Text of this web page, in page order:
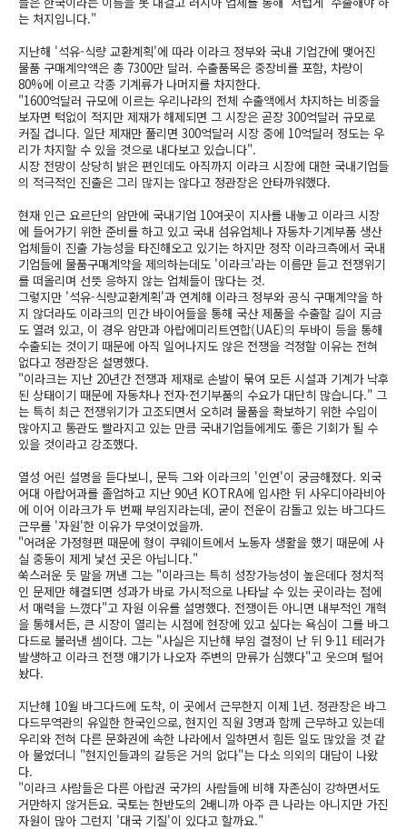
는 처지입니다."
지난해 '석유-식량 교환계획'에 따라 이라크 정부와 국내 기업간에 맺어진
물품 구매계약액은 총 7300만 달러. 수출품목은 중장비를 포함, 차량이
80%에 이르고 각종 기계류가 나머지를 차지한다.
"1600억달러 규모에 이르는 우리나라의 전체 수출액에서 차지하는 비중을
보자면 턱없이 적지만 제재가 해제되면 그 시장은 곧장 300억달러 규모로
커질 겁니다. 일단 제재만 풀리면 300억달러 시장 중에 10억달러 정도는 우
리가 차지할 수 있을 것으로 내다보고 있습니다".
시장 전망이 상당히 밝은 편인데도 아직까지 이라크 시장에 대한 국내기업들
의 적극적인 진출은 그리 많지는 않다고 정관장은 안타까워했다.
현재 인근 요르단의 암만에 국내기업 10여곳이 지사를 내놓고 이라크 시장
에 들어가기 위한 준비를 하고 있고 국내 섬유업체나 자동차·기계부품 생산
업체들이 진출 가능성을 타진해오고 있기는 하지만 정작 이라크측에서 국내
기업들에 물품구매계약을 제의하는데도 '이라크'라는 이름만 듣고 전쟁위기
를 떠올리며 선뜻 응하지 않는 업체들이 많다는 것.
그렇지만 '석유-식량교환계획'과 연계해 이라크 정부와 공식 구매계약을 하
지 않더라도 이라크의 민간 바이어들을 통해 국산 제품을 수출할 길이 지금
도 열려 있고, 이 경우 암만과 아랍에미리트연합(UAE)의 두바이 등을 통해
수출되는 것이기 때문에 아직 일어나지도 않은 전쟁을 걱정할 이유는 전혀
없다고 정관장은 설명했다.
"이라크는 지난 20년간 전쟁과 제재로 손발이 묶여 모든 시설과 기계가 낙후
된 상태이기 때문에 자동차나 전자·전기부품의 수요가 대단히 많습니다." 그
는 특히 최근 전쟁위기가 고조되면서 오히려 물품을 확보하기 위한 수입이
많아지고 통관도 빨라지고 있는 만큼 국내기업들에게도 좋은 기회가 될 수
있을 것이라고 강조했다.
열성 어린 설명을 듣다보니, 문득 그와 이라크의 '인연'이 궁금해졌다. 외국
어대 아랍어과를 졸업하고 지난 90년 KOTRA에 입사한 뒤 사우디아라비아
에 이어 이라크가 두 번째 부임지라는데, 굳이 전운이 감돌고 있는 바그다드
근무를 '자원'한 이유가 무엇이었을까.
"어려운 가정형편 때문에 형이 쿠웨이트에서 노동자 생활을 했기 때문에 사
실 중동이 제게 낯선 곳은 아닙니다."
쑥스러운 듯 말을 꺼낸 그는 "이라크는 특히 성장가능성이 높은데다 정치적
인 문제만 해결되면 성과가 바로 가시적으로 나타날 수 있는 곳이라는 점에
서 매력을 느꼈다"고 자원 이유를 설명했다. 전쟁이든 아니면 내부적인 개혁
을 통해서든, 큰 시장이 열리는 시점에 현장에 있고 싶다는 욕심이 그를 바그
다드로 불러낸 셈이다. 그는 "사실은 지난해 부임 결정이 난 뒤 9·11 테러가
발생하고 이라크 전쟁 얘기가 나오자 주변의 만류가 심했다"고 웃으며 털어
놨다.
지난해 10월 바그다드에 도착, 이 곳에서 근무한지 이제 1년. 정관장은 바그
다드무역관의 유일한 한국인으로, 현지인 직원 3명과 함께 근무하고 있는데
우리와 전혀 다른 문화권에 속한 나라에서 일하면서 힘든 일도 많았을 것 같
아 물었더니 "현지인들과의 갈등은 거의 없다"는 다소 의외의 대답이 나왔
다.
"이라크 사람들은 다른 아랍권 국가의 사람들에 비해 자존심이 강하면서도
거만하지 않거든요. 국토는 한반도의 2배니까 아주 큰 나라는 아니지만 가진
자원이 많아 그런지 '대국 기질'이 있다고 할까요."